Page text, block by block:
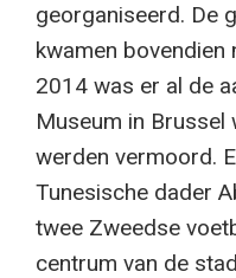
georganiseerd. De
kwamen bovendien
2014 was er al de
Museum in Brussel
werden vermoord.
Tunesische dader
twee Zweedse
centrum van de